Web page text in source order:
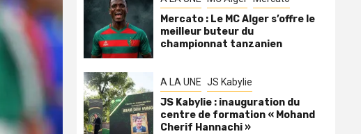
Mercato : Le MC Alger s’offre le
meilleur buteur du
championnat tanzanien
A LA UNE JS Kabylie
JS Kabylie : inauguration du
centre de formation « Mohand
Cherif Hannachi »